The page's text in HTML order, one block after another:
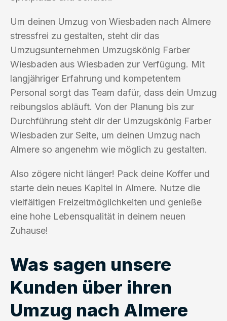
Um deinen Umzug von Wiesbaden nach Almere
stressfrei zu gestalten, steht dir das
Umzugsunternehmen Umzugskönig Farber
Wiesbaden aus Wiesbaden zur Verfügung. Mit
langjähriger Erfahrung und kompetentem
Personal sorgt das Team dafür, dass dein Umzug
reibungslos abläuft. Von der Planung bis zur
Durchführung steht dir der Umzugskönig Farber
Wiesbaden zur Seite, um deinen Umzug nach
Almere so angenehm wie möglich zu gestalten.
Also zögere nicht länger! Pack deine Koffer und
starte dein neues Kapitel in Almere. Nutze die
vielfältigen Freizeitmöglichkeiten und genieße
eine hohe Lebensqualität in deinem neuen
Zuhause!
Was sagen unsere
Kunden über ihren
Umzug nach Almere